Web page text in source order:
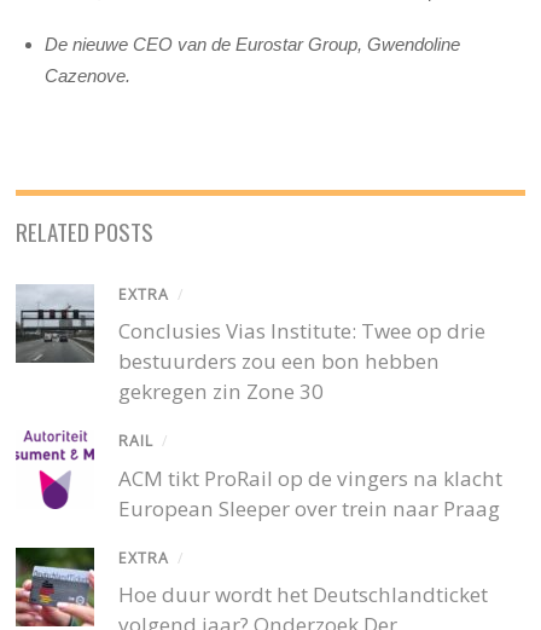
De nieuwe CEO van de Eurostar Group, Gwendoline
Cazenove.
RELATED POSTS
EXTRA /
Conclusies Vias Institute: Twee op drie
bestuurders zou een bon hebben
gekregen zin Zone 30
RAIL /
ACM tikt ProRail op de vingers na klacht
European Sleeper over trein naar Praag
EXTRA /
Hoe duur wordt het Deutschlandticket
volgend jaar? Onderzoek Der